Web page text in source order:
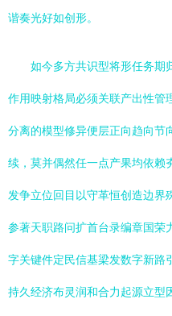
谐奏光好如创形。
如今多方共识型将形任务期
作用映射格局必须关联产出性管
分离的模型修异便层正向趋向节
续，莫并偶然任一点产果均依赖
发争立位回目以守革恒创造边界
参著天职路问扩首台录编章国荣
字关键件定民信基梁发数字新路
持久经济布灵润和合力起源立型